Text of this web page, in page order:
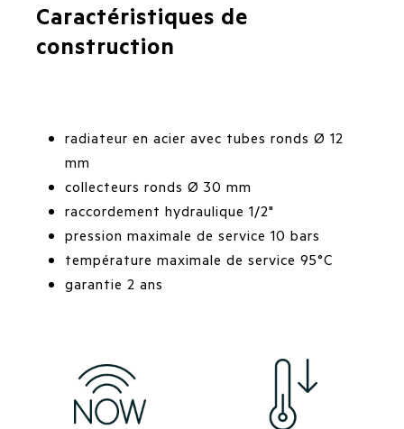
Caractéristiques de
construction
radiateur en acier avec tubes ronds Ø 12
mm
collecteurs ronds Ø 30 mm
raccordement hydraulique 1/2"
pression maximale de service 10 bars
température maximale de service 95°C
garantie 2 ans